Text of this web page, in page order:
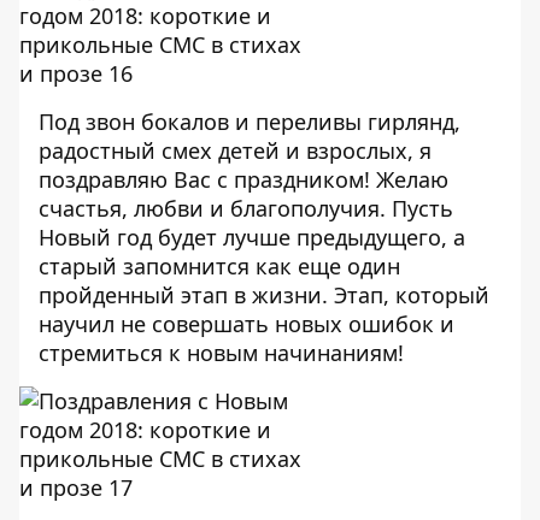
Под звон бокалов и переливы гирлянд,
радостный смех детей и взрослых, я
поздравляю Вас с праздником! Желаю
счастья, любви и благополучия. Пусть
Новый год будет лучше предыдущего, а
старый запомнится как еще один
пройденный этап в жизни. Этап, который
научил не совершать новых ошибок и
стремиться к новым начинаниям!